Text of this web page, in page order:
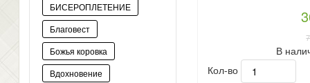
БИСЕРОПЛЕТЕНИЕ
Благовест
Божья коровка
Вдохновение
В
Кол-во